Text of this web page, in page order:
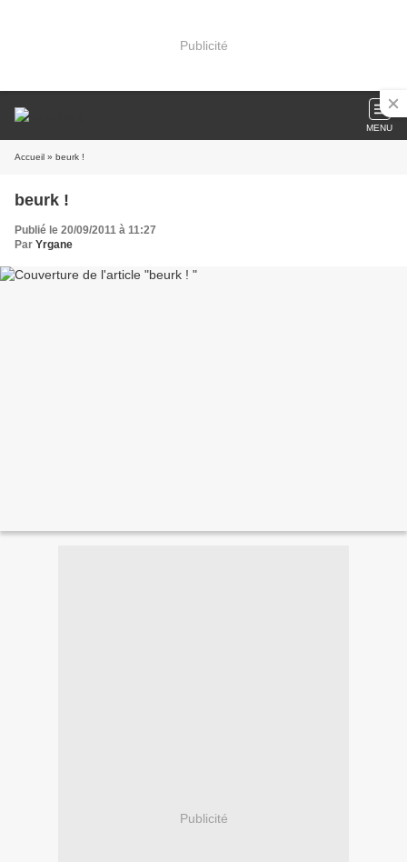
Publicité
MENU
Accueil » beurk !
beurk !
Publié le 20/09/2011 à 11:27
Par Yrgane
Publicité